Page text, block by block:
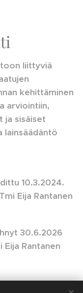
liittyviä
kehittäminen
arviointiin,
ja sisäiset
lainsäädäntö
10.3.2024.
Eija Rantanen
30.6.2026
Eija Rantanen